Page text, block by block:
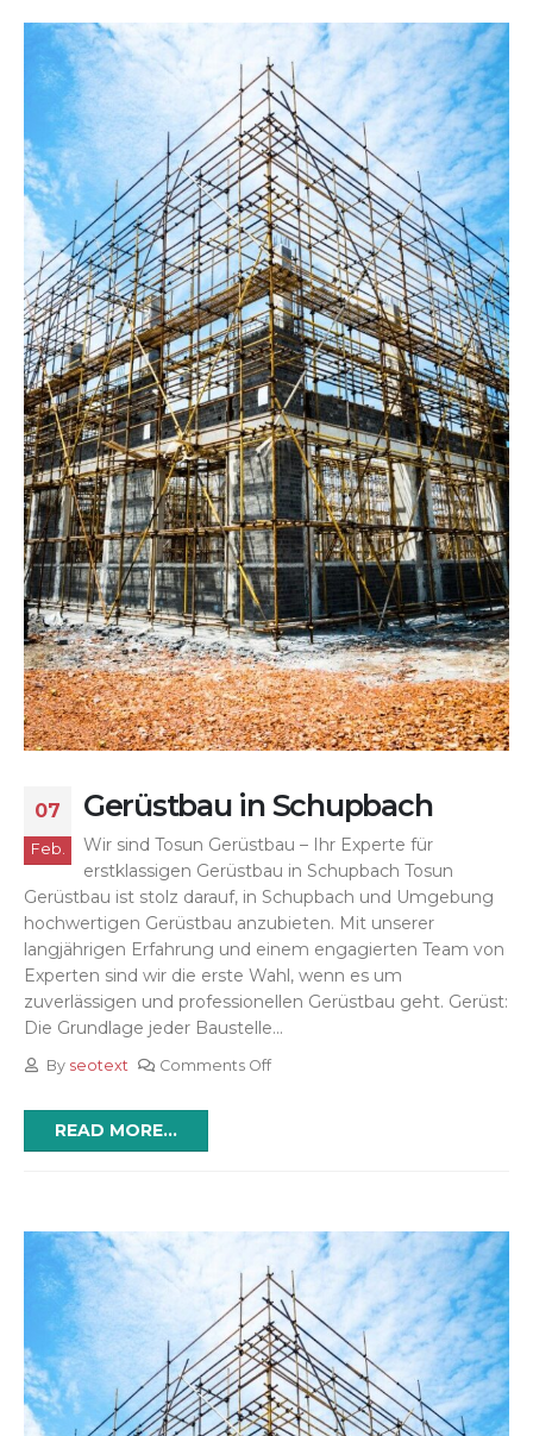
07
Feb.
Gerüstbau in Schupbach
Wir sind Tosun Gerüstbau – Ihr Experte für
erstklassigen Gerüstbau in Schupbach Tosun
Gerüstbau ist stolz darauf, in Schupbach und Umgebung
hochwertigen Gerüstbau anzubieten. Mit unserer
langjährigen Erfahrung und einem engagierten Team von
Experten sind wir die erste Wahl, wenn es um
zuverlässigen und professionellen Gerüstbau geht. Gerüst:
Die Grundlage jeder Baustelle...
By seotext Comments Off
READ MORE...